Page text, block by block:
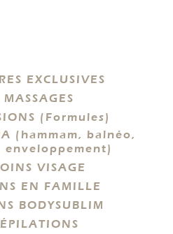
EXCLUSIVES
MASSAGES
(Formules)
(hammam, balnéo,
enveloppement)
VISAGE
EN FAMILLE
BODYSUBLIM